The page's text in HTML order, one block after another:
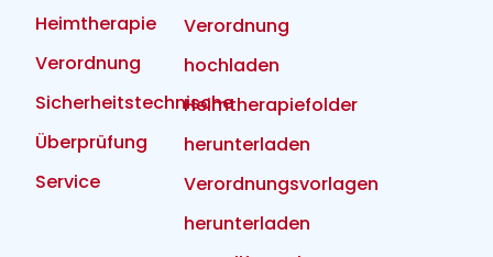
Heimtherapie
Verordnung
Sicherheitstechnische
Überprüfung
Service
Verordnung
hochladen
Heimtherapiefolder
herunterladen
Verordnungsvorlagen
herunterladen